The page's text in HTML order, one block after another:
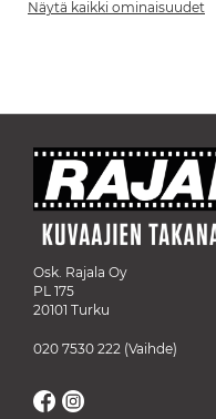
Näytä kaikki ominaisuudet
Osk. Rajala Oy
PL 175
20101 Turku
020 7530 222 (Vaihde)